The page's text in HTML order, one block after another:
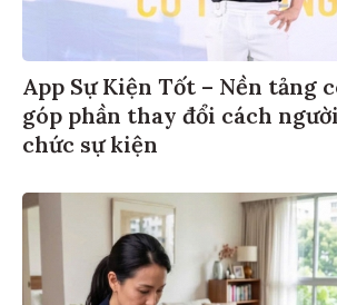
App Sự Kiện Tốt – Nền tảng
góp phần thay đổi cách
chức sự kiện